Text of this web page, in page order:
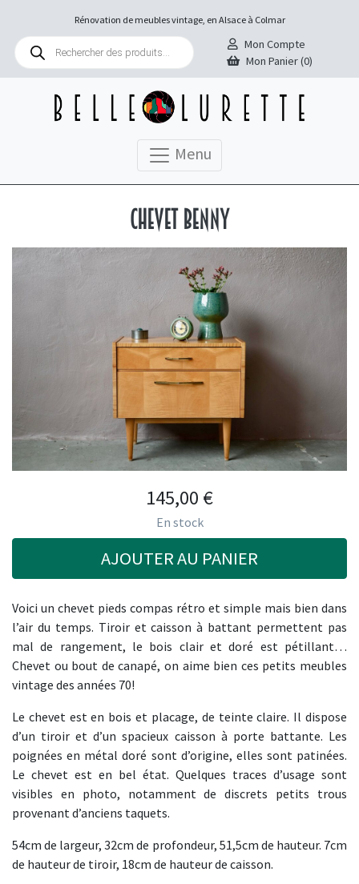
Rénovation de meubles vintage, en Alsace à Colmar
Recherche
produits
Mon Compte
Mon Panier (0)
Menu
Chevet Benny
145,00 €
En stock
AJOUTER AU PANIER
Voici un chevet pieds compas rétro et simple mais bien dans
l’air du temps. Tiroir et caisson à battant permettent pas
mal de rangement, le bois clair et doré est pétillant…
Chevet ou bout de canapé, on aime bien ces petits meubles
vintage des années 70!
Le chevet est en bois et placage, de teinte claire. Il dispose
d’un tiroir et d’un spacieux caisson à porte battante. Les
poignées en métal doré sont d’origine, elles sont patinées.
Le chevet est en bel état. Quelques traces d’usage sont
visibles en photo, notamment de discrets petits trous
provenant d’anciens taquets.
54cm de largeur, 32cm de profondeur, 51,5cm de hauteur. 7cm
de hauteur de tiroir, 18cm de hauteur de caisson.